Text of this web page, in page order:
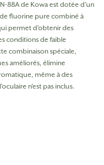
88A de Kowa est dotée d'un
fluorine pure combiné à
permet d'obtenir des
conditions de faible
combinaison spéciale,
améliorés, élimine
même à des
n'est pas inclus.